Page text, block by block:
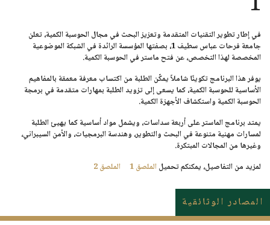
في إطار تطوير التقنيات المتقدمة وتعزيز البحث في مجال الحوسبة الكمية، تعلن
جامعة فرحات عباس سطيف 1، بصفتها المؤسسة الرائدة في الشبكة الموضوعية
المخصصة لهذا التخصص، عن فتح ماستر فيالحوسبة الكمية.
يوفر هذا البرنامج تكوينًا شاملاً يمكّن الطلبة من اكتساب معرفة معمقة بالمفاهيم
الأساسية للحوسبة الكمية، كما يسعى إلى تزويد الطلبة بمهارات متقدمة في برمجة
الحوسبة الكمية واستكشاف الأجهزة الكمية.
يمتد برنامج الماستر على أربعة سداسات، ويشمل مواد أساسية كما يهيئ الطلبة
لمسارات مهنية متنوعة في البحث والتطوير، وهندسة البرمجيات، والأمن السيبراني،
وغيرها من المجالات المبتكرة.
لمزيد من التفاصيل، يمكنكم تحميلالملصق 1 الملصق 2
المصادر الوثائقية